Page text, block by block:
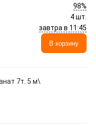
98%
4 шт.
завтра в 11:45
В корзину
7т. 5 м\